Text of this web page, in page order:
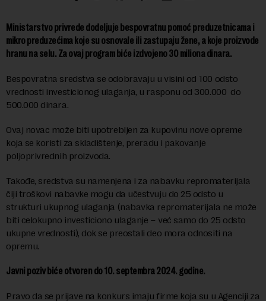
Ministarstvo privrede dodeljuje bespovratnu pomoć preduzetnicama i
mikro preduzećima koje su osnovale ili zastupaju žene, a koje proizvode
hranu na selu. Za ovaj program biće izdvojeno 30 miliona dinara.
Bespovratna sredstva se odobravaju u visini od 100 odsto
vrednosti investicionog ulaganja, u rasponu od 300.000 do
500.000 dinara.
Ovaj novac može biti upotrebljen za kupovinu nove opreme
koja se koristi za skladištenje, preradu i pakovanje
poljoprivrednih proizvoda.
Takođe, sredstva su namenjena i za nabavku repromaterijala
čiji troškovi nabavke mogu da učestvuju do 25 odsto u
strukturi ukupnog ulaganja (nabavka repromaterijala ne može
biti celokupno investiciono ulaganje – već samo do 25 odsto
ukupne vrednosti), dok se preostali deo mora odnositi na
opremu.
Javni poziv biće otvoren do 10. septembra 2024. godine.
Pravo da se prijave na konkurs imaju firme koja su u Agenciji za